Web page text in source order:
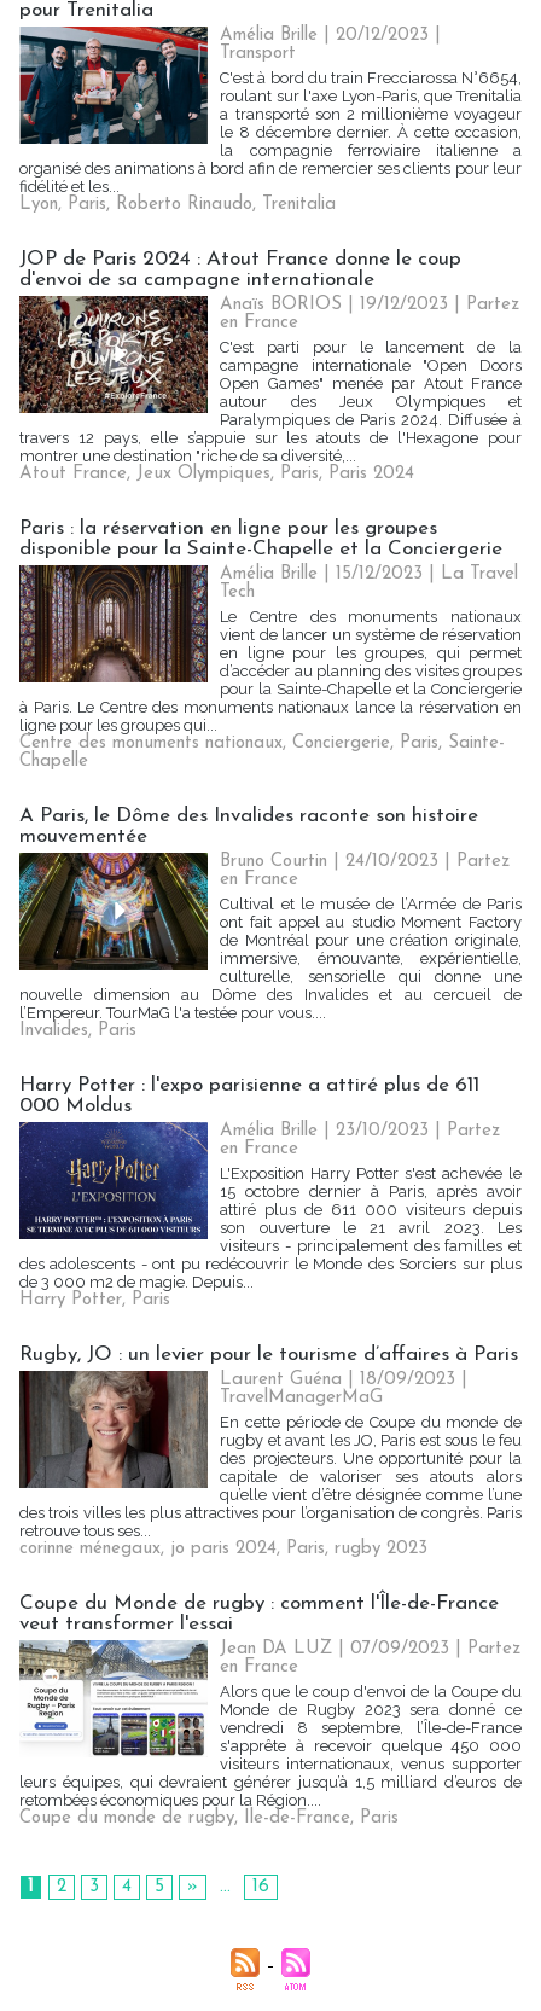
pour Trenitalia
Amélia Brille | 20/12/2023
Transport
C'est à bord du train Frecciarossa N°6654,
roulant sur l'axe Lyon-Paris, que Trenitalia
a transporté son 2 millionième voyageur
le 8 décembre dernier. À cette occasion,
la compagnie ferroviaire italienne a
organisé des animations à bord afin de remercier ses clients pour leur
fidélité et les...
Lyon, Paris, Roberto Rinaudo, Trenitalia
JOP de Paris 2024 : Atout France donne le coup
d'envoi de sa campagne internationale
Anaïs BORIOS | 19/12/2023
Partez
en France
C'est parti pour le lancement de la
campagne internationale "Open Doors
Open Games" menée par Atout France
autour des Jeux Olympiques et
Paralympiques de Paris 2024. Diffusée à
travers 12 pays, elle s’appuie sur les atouts de l'Hexagone pour
montrer une destination "riche de sa diversité,...
Atout France, Jeux Olympiques, Paris, Paris 2024
Paris : la réservation en ligne pour les groupes
disponible pour la Sainte-Chapelle et la Conciergerie
Amélia Brille | 15/12/2023
La Travel
Tech
Le Centre des monuments nationaux
vient de lancer un système de réservation
en ligne pour les groupes, qui permet
d’accéder au planning des visites groupes
pour la Sainte-Chapelle et la Conciergerie
à Paris. Le Centre des monuments nationaux lance la réservation en
ligne pour les groupes qui...
Centre des monuments nationaux, Conciergerie, Paris, Sainte-
Chapelle
A Paris, le Dôme des Invalides raconte son histoire
mouvementée
Bruno Courtin | 24/10/2023
Partez
en France
Cultival et le musée de l’Armée de Paris
ont fait appel au studio Moment Factory
de Montréal pour une création originale,
immersive, émouvante, expérientielle,
culturelle, sensorielle qui donne une
nouvelle dimension au Dôme des Invalides et au cercueil de
l’Empereur. TourMaG l'a testée pour vous....
Invalides, Paris
Harry Potter : l'expo parisienne a attiré plus de 611
000 Moldus
Amélia Brille | 23/10/2023
Partez
en France
L'Exposition Harry Potter s'est achevée le
15 octobre dernier à Paris, après avoir
attiré plus de 611 000 visiteurs depuis
son ouverture le 21 avril 2023. Les
visiteurs - principalement des familles et
des adolescents - ont pu redécouvrir le Monde des Sorciers sur plus
de 3 000 m2 de magie. Depuis...
Harry Potter, Paris
Rugby, JO : un levier pour le tourisme d’affaires à Paris
Laurent Guéna | 18/09/2023
TravelManagerMaG
En cette période de Coupe du monde de
rugby et avant les JO, Paris est sous le feu
des projecteurs. Une opportunité pour la
capitale de valoriser ses atouts alors
qu’elle vient d’être désignée comme l’une
des trois villes les plus attractives pour l’organisation de congrès. Paris
retrouve tous ses...
corinne ménegaux, jo paris 2024, Paris, rugby 2023
Coupe du Monde de rugby : comment l'Île-de-France
veut transformer l'essai
Jean DA LUZ | 07/09/2023
Partez
en France
Alors que le coup d'envoi de la Coupe du
Monde de Rugby 2023 sera donné ce
vendredi 8 septembre, l’Île-de-France
s'apprête à recevoir quelque 450 000
visiteurs internationaux, venus supporter
leurs équipes, qui devraient générer jusqu’à 1,5 milliard d’euros de
retombées économiques pour la Région....
Coupe du monde de rugby, Ile-de-France, Paris
1 2 3 4 5 » ... 16